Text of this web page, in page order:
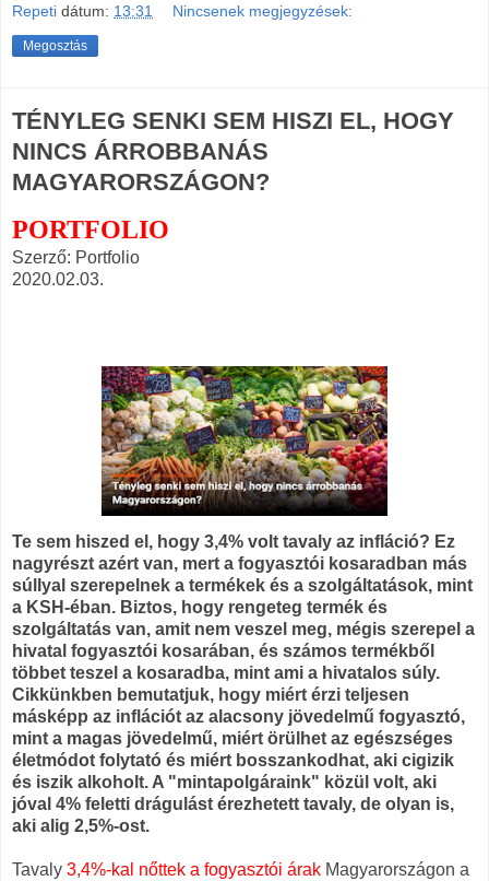
Repeti dátum: 13:31 Nincsenek megjegyzések:
Megosztás
TÉNYLEG SENKI SEM HISZI EL, HOGY
NINCS ÁRROBBANÁS
MAGYARORSZÁGON?
PORTFOLIO
Szerző: Portfolio
2020.02.03.
Te sem hiszed el, hogy 3,4% volt tavaly az infláció? Ez
nagyrészt azért van, mert a fogyasztói kosaradban más
súllyal szerepelnek a termékek és a szolgáltatások, mint
a KSH-éban. Biztos, hogy rengeteg termék és
szolgáltatás van, amit nem veszel meg, mégis szerepel a
hivatal fogyasztói kosarában, és számos termékből
többet teszel a kosaradba, mint ami a hivatalos súly.
Cikkünkben bemutatjuk, hogy miért érzi teljesen
másképp az inflációt az alacsony jövedelmű fogyasztó,
mint a magas jövedelmű, miért örülhet az egészséges
életmódot folytató és miért bosszankodhat, aki cigizik
és iszik alkoholt. A "mintapolgáraink" közül volt, aki
jóval 4% feletti drágulást érezhetett tavaly, de olyan is,
aki alig 2,5%-ost.
Tavaly 3,4%-kal nőttek a fogyasztói árak Magyarországon a